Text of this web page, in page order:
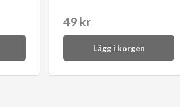
49 kr
Lägg i korgen